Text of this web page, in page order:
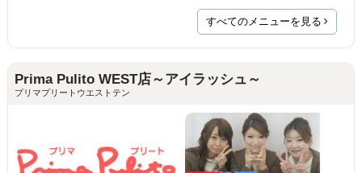
すべてのメニューを見る
Prima Pulito WEST店～アイラッシュ～
プリマプリートウエストテン